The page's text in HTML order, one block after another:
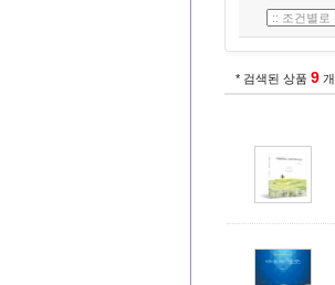
* 검색된 상품 9 개